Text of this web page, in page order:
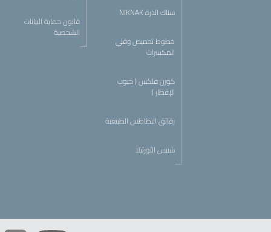
سناك الذرة NIKNAK
خطوط تحميص وقلي
المكسرات
كورن فلكس ( حبوب
الإفطار )
رقائق البطاطس الطبيعية
شيبس التورتيلا
قانون حماية البيانات
الشخصية